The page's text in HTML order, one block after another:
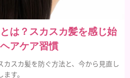
は？スカスカ髪を感じ始
アケア習慣
カスカ髪を防ぐ方法と、今から見直し
す。